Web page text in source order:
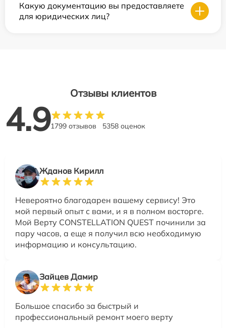
Какую документацию вы предоставляете
для юридических лиц?
Отзывы клиентов
4.91799 отзывов 5358 оценок
Жданов Кирилл
Невероятно благодарен вашему сервису! Это
мой первый опыт с вами, и я в полном восторге.
Мой Верту CONSTELLATION QUEST починили за
пару часов, а еще я получил всю необходимую
информацию и консультацию.
Зайцев Дамир
Большое спасибо за быстрый и
профессиональный ремонт моего верту